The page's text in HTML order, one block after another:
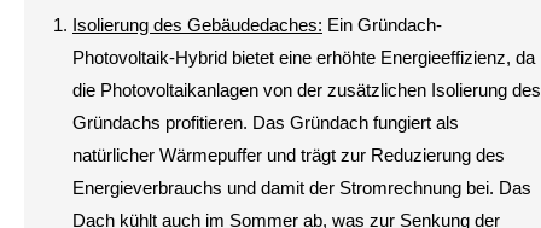
Isolierung des Gebäudedaches: Ein Gründach-
Photovoltaik-Hybrid bietet eine erhöhte Energieeffizienz, da
die Photovoltaikanlagen von der zusätzlichen Isolierung des
Gründachs profitieren. Das Gründach fungiert als
natürlicher Wärmepuffer und trägt zur Reduzierung des
Energieverbrauchs und damit der Stromrechnung bei. Das
Dach kühlt auch im Sommer ab, was zur Senkung der